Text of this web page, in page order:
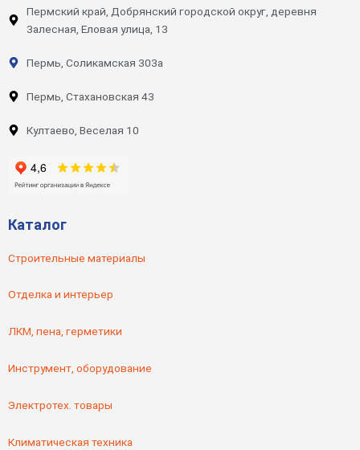
Пермский край, Добрянский городской округ, деревня
Залесная, Еловая улица, 13
Пермь, Соликамская 303а
Пермь, Стахановская 43
Култаево, Веселая 10
Каталог
Строительные материалы
Отделка и интерьер
ЛКМ, пена, герметики
Инструмент, оборудование
Электротех. товары
Климатическая техника